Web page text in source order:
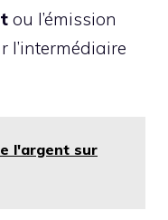
ou l’émission
l’intermédiaire
l'argent sur